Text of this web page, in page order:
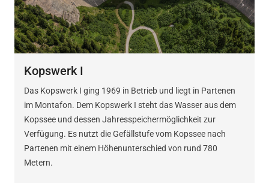
Kopswerk I
Das Kopswerk I ging 1969 in Betrieb und liegt in Partenen
im Montafon. Dem Kopswerk I steht das Wasser aus dem
Kopssee und dessen Jahresspeichermöglichkeit zur
Verfügung. Es nutzt die Gefällstufe vom Kopssee nach
Partenen mit einem Höhenunterschied von rund 780
Metern.